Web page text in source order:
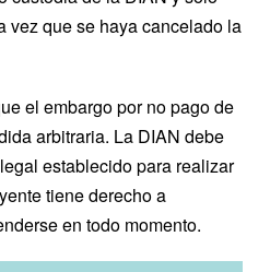
vez que se haya cancelado la
el embargo por no pago de
arbitraria. La DIAN debe
establecido para realizar
tiene derecho a
en todo momento.